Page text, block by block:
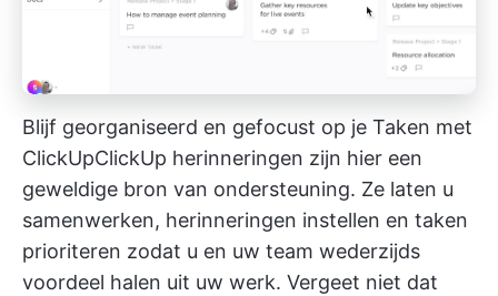
Blijf georganiseerd en gefocust op je Taken met
ClickUpClickUp herinneringen zijn hier een
geweldige bron van ondersteuning. Ze laten u
samenwerken, herinneringen instellen en taken
prioriteren zodat u en uw team wederzijds
voordeel halen uit uw werk. Vergeet niet dat